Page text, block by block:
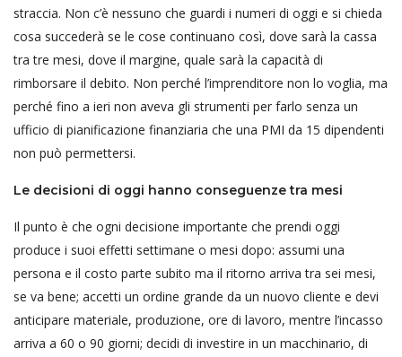
straccia. Non c’è nessuno che guardi i numeri di oggi e si chieda
cosa succederà se le cose continuano così, dove sarà la cassa
tra tre mesi, dove il margine, quale sarà la capacità di
rimborsare il debito. Non perché l’imprenditore non lo voglia, ma
perché fino a ieri non aveva gli strumenti per farlo senza un
ufficio di pianificazione finanziaria che una PMI da 15 dipendenti
non può permettersi.
Le decisioni di oggi hanno conseguenze tra mesi
Il punto è che ogni decisione importante che prendi oggi
produce i suoi effetti settimane o mesi dopo: assumi una
persona e il costo parte subito ma il ritorno arriva tra sei mesi,
se va bene; accetti un ordine grande da un nuovo cliente e devi
anticipare materiale, produzione, ore di lavoro, mentre l’incasso
arriva a 60 o 90 giorni; decidi di investire in un macchinario, di